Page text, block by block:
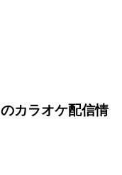
のカラオケ配信情